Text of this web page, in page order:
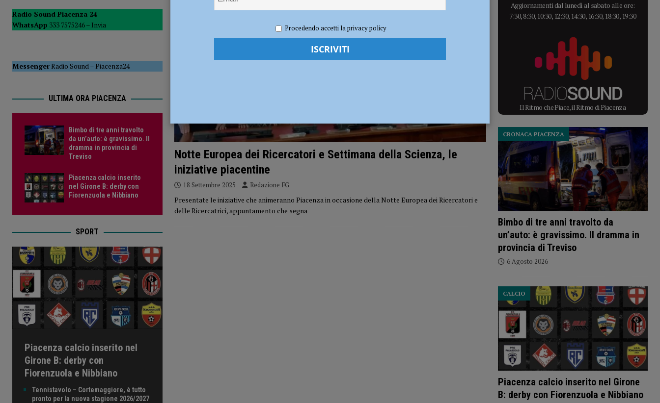
[ 6 Agosto 2026 ] Droga sulle strade, controlli a tappeto dei carabinieri: sette segnalati e stupefacenti sequestrati CRONACA
PIACENZA
Notte Europea dei Ricercatori e Settimana della Scienza, le
iniziative piacentine
18 Settembre 2025 Redazione FG
Presentate le iniziative che animeranno Piacenza in occasione della Notte Europea dei Ricercatori e
delle Ricercatrici, appuntamento che segna
Radio Sound Piacenza 24
WhatsApp 333 7575246 – Invia
MessengerRadio Sound–Piacenza24
ULTIMA ORA PIACENZA
Bimbo di tre anni travolto
da un’auto: è gravissimo. Il
dramma in provincia di
Treviso
Piacenza calcio inserito
nel Girone B: derby con
Fiorenzuola e Nibbiano
SPORT
Piacenza calcio inserito nel
Girone B: derby con
Fiorenzuola e Nibbiano
Tennistavolo – Cortemaggiore, è tutto
pronto per la nuova stagione 2026/2027
Aggiornamenti dal lunedì al sabato alle ore:
7:30, 8:30, 10:30, 12:30, 14:30, 16:30, 18:30, 19:30
Il Ritmo che Piace, il Ritmo di Piacenza
Bimbo di tre anni travolto da
un’auto: è gravissimo. Il dramma in
provincia di Treviso
CRONACA PIACENZA
6 Agosto 2026
Piacenza calcio inserito nel Girone
B: derby con Fiorenzuola e Nibbiano
CALCIO
Procedendo accetti la privacy policy